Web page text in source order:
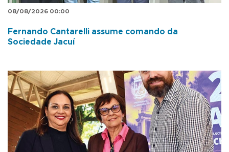
08/08/2026 00:00
Fernando Cantarelli assume comando da
Sociedade Jacuí